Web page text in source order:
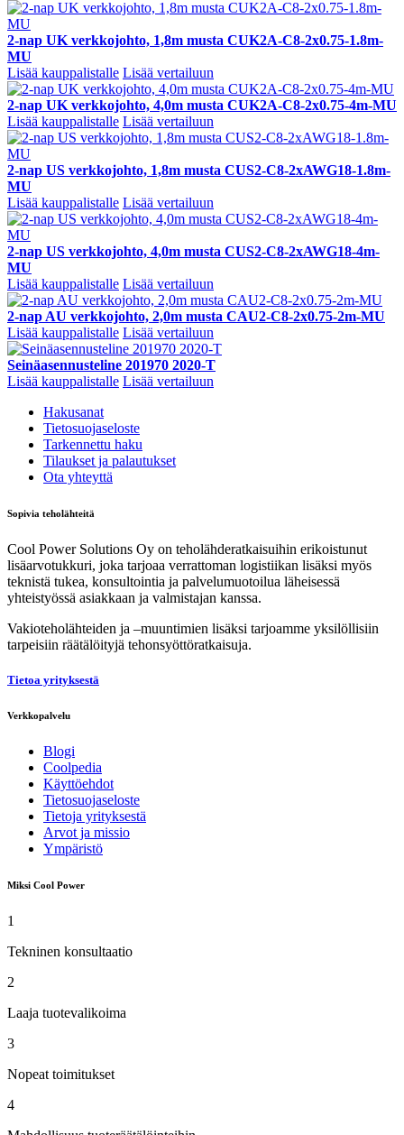
2-nap UK verkkojohto, 1,8m musta CUK2A-C8-2x0.75-1.8m-
MU
Lisää kauppalistalle Lisää vertailuun
2-nap UK verkkojohto, 4,0m musta CUK2A-C8-2x0.75-4m-MU
Lisää kauppalistalle Lisää vertailuun
2-nap US verkkojohto, 1,8m musta CUS2-C8-2xAWG18-1.8m-
MU
Lisää kauppalistalle Lisää vertailuun
2-nap US verkkojohto, 4,0m musta CUS2-C8-2xAWG18-4m-
MU
Lisää kauppalistalle Lisää vertailuun
2-nap AU verkkojohto, 2,0m musta CAU2-C8-2x0.75-2m-MU
Lisää kauppalistalle Lisää vertailuun
Seinäasennusteline 201970 2020-T
Lisää kauppalistalle Lisää vertailuun
Hakusanat
Tietosuojaseloste
Tarkennettu haku
Tilaukset ja palautukset
Ota yhteyttä
Sopivia teholähteitä
Cool Power Solutions Oy on teholähderatkaisuihin erikoistunut
lisäarvotukkuri, joka tarjoaa verrattoman logistiikan lisäksi myös
teknistä tukea, konsultointia ja palvelumuotoilua läheisessä
yhteistyössä asiakkaan ja valmistajan kanssa.
Vakioteholähteiden ja –muuntimien lisäksi tarjoamme yksilöllisiin
tarpeisiin räätälöityjä tehonsyöttöratkaisuja.
Tietoa yrityksestä
Verkkopalvelu
Blogi
Coolpedia
Käyttöehdot
Tietosuojaseloste
Tietoja yrityksestä
Arvot ja missio
Ympäristö
Miksi Cool Power
1
Tekninen konsultaatio
2
Laaja tuotevalikoima
3
Nopeat toimitukset
4